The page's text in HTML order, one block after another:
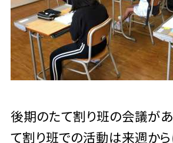
後期のたて割り班の会議があ
て割り班での活動は来週から